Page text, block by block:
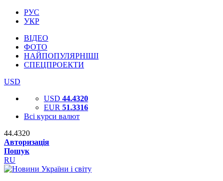
РУС
УКР
ВІДЕО
ФОТО
НАЙПОПУЛЯРНІШІ
СПЕЦПРОЕКТИ
USD
USD 44.4320
EUR 51.3316
Всі курси валют
44.4320
Авторизація
Пошук
RU